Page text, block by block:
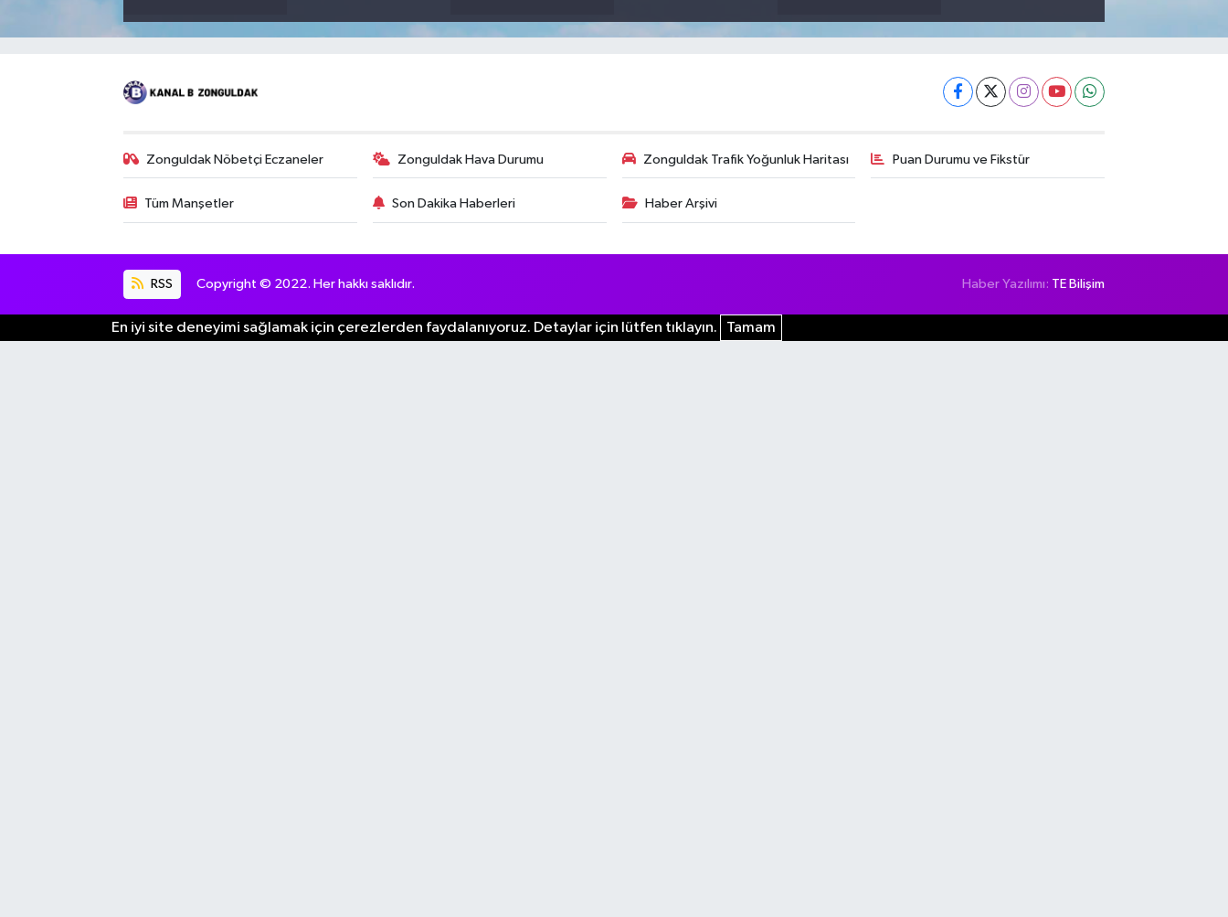
Zonguldak Nöbetçi Eczaneler Zonguldak Hava Durumu Zonguldak Trafik Yoğunluk Haritası Puan Durumu ve Fikstür
Tüm Manşetler Son Dakika Haberleri Haber Arşivi
RSS Copyright © 2022. Her hakkı saklıdır. Haber Yazılımı: TE Bilişim
En iyi site deneyimi sağlamak için çerezlerden faydalanıyoruz. Detaylar için lütfen tıklayın. Tamam